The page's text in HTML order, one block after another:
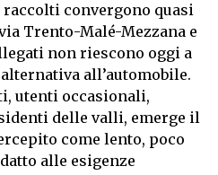
convergono quasi
Trento-Malé-Mezzana e
non riescono oggi a
all’automobile.
utenti occasionali,
delle valli, emerge il
come lento, poco
alle esigenze